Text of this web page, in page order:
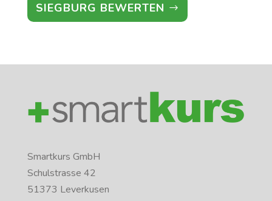
SIEGBURG BEWERTEN
Smartkurs GmbH
Schulstrasse 42
51373 Leverkusen